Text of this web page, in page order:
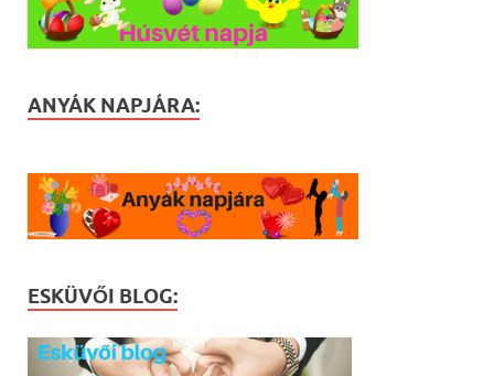
ANYÁK NAPJÁRA:
ESKÜVŐI BLOG: